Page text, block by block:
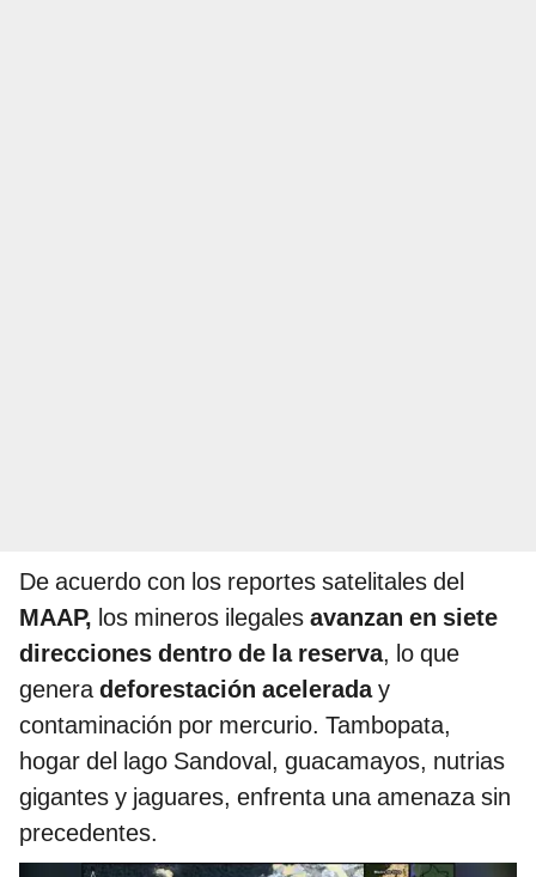
De acuerdo con los reportes satelitales del
MAAP, los mineros ilegales avanzan en siete
direcciones dentro de la reserva, lo que
generadeforestación aceleraday
contaminación por mercurio. Tambopata,
hogar del lago Sandoval, guacamayos, nutrias
gigantes y jaguares, enfrenta una amenaza sin
precedentes.